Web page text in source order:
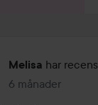
Melisa har
6 månader
Inlägget skapades